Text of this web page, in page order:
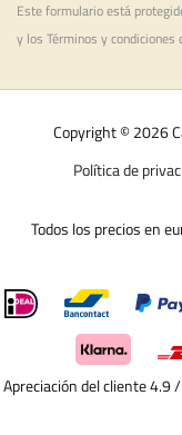
Este formulario está
y los Términos y condiciones
Copyright © 2026
Política de
Todos los precios en
Apreciación del cliente 4.9